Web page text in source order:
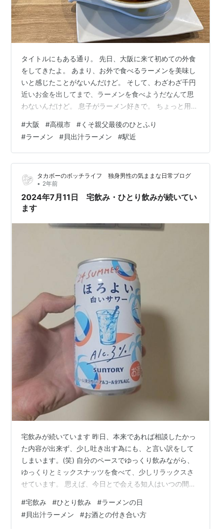
タイトルにもある通り。 先日、大阪に来て初めての外食
をしてきたよ。 あまり、お外で食べるラーメンを美味し
いと感じたことがないんだけど。 そして、わざわざ千円
近いお金を出してまで、ラーメンを食べようだなんて思
わないんだけど。 息子がラーメン好きで。 ちょっと用事
ご飯、ラーメン食べたいとか言い出して。 なんなら、私
は、（今日はやっとでマックが食べれるかも〜）とか思
ってたんですよ。 大阪に来る前、那覇に１泊したときも
マック食べそびれてて。 大阪に来たら、マック行こう！
て思ってたのに。。。 家のすぐ近く、にはないし。 コン
ビニは結構あるのに、マックが…
#大阪 #高槻市 #くそ親父最後のひとふり
#ラーメン #貝出汁ラーメン #駅近
タカボーのボッチライフ 独身男性の気ままな日常ブログ
• 2年前
2024年7月11日 宅飲み・ひとり飲みが続いてい
ます
宅飲みが続いています 昨日、本来であれば相談したかっ
た内容が出来ず、少し吐き出す為にも、と言い訳をして
しまいます。(笑) 自分のペースでゆっくり飲みながら、
ゆっくりとミックスナッツを食べて、少しリラックスさ
せています。 思えば、今日とで会える知人はいつの間に
まなくなっています。 元々は好きだったウイスキーもも
う自宅には無くて、スーパーフレスコさんで缶チューハ
#宅飲み #ひとり飲み #ラーメンの日
#貝出汁ラーメン #お酒との付き合い方